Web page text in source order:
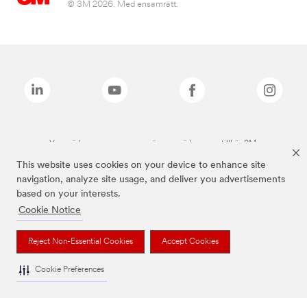
This website uses cookies on your device to enhance site
navigation, analyze site usage, and deliver you advertisements
based on your interests.
Cookie Notice
Reject Non-Essential Cookies Accept Cookies
Cookie Preferences
© 3M 2026. Med ensamrätt.
Varumärken som anges ovan är varumärken som tillhör 3M.